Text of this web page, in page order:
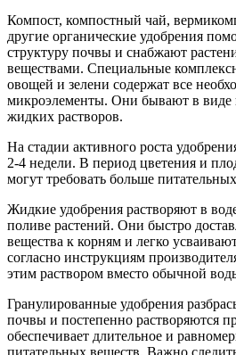
Компост, компостный чай,
другие органические удобрения
структуру почвы и снабжают
веществами. Специальные
овощей и зелени содержат все
микроэлементы. Они бывают в виде
жидких растворов.
На стадии активного роста
2-4 недели. В период цветения и
могут требовать больше
Жидкие удобрения растворяют в
поливе растений. Они быстро
вещества к корням и легко
согласно инструкциям
этим раствором вместо обычной
Гранулированные удобрения
почвы и постепенно растворяются
обеспечивает длительное и